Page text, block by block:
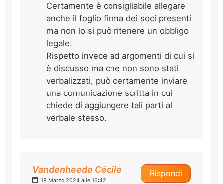
Certamente è consigliabile allegare
anche il foglio firma dei soci presenti
ma non lo si può ritenere un obbligo
legale.
Rispetto invece ad argomenti di cui si
è discusso ma che non sono stati
verbalizzati, può certamente inviare
una comunicazione scritta in cui
chiede di aggiungere tali parti al
verbale stesso.
Rispondi
Vandenheede Cécile
18 Marzo 2024 alle 16:42